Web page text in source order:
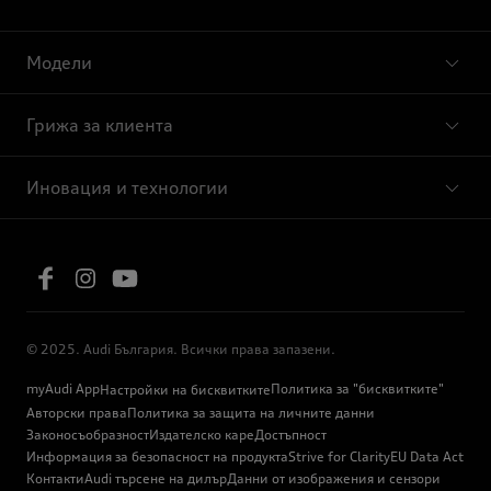
Модели
Грижа за клиента
Иновация и технологии
© 2025. Audi България. Всички права запазени.
myAudi AppНастройки на бисквиткитеПолитика за "бисквитките"
Авторски праваПолитика за защита на личните данни
ЗаконосъобразностИздателско кареДостъпност
Информация за безопасност на продуктаStrive for ClarityEU Data Act
КонтактиAudi търсене на дилърДанни от изображения и сензори